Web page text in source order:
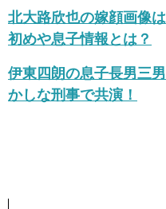
北大路欣也の嫁顔画像
初めや息子情報とは？
伊東四朗の息子長男三
かしな刑事で共演！